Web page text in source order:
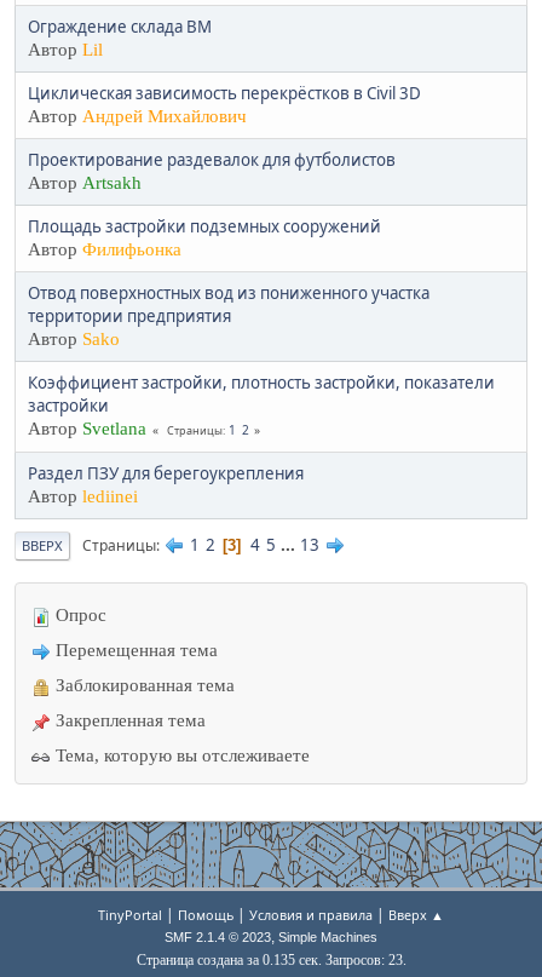
Ограждение склада ВМ
Автор Lil
Циклическая зависимость перекрёстков в Civil 3D
Автор Андрей Михайлович
Проектирование раздевалок для футболистов
Автор Artsakh
Площадь застройки подземных сооружений
Автор Филифьонка
Отвод поверхностных вод из пониженного участка
территории предприятия
Автор Sako
Коэффициент застройки, плотность застройки, показатели
застройки
Автор Svetlana Страницы 1 2
Раздел ПЗУ для берегоукрепления
Автор lediinei
ВВЕРХ Страницы 1 2 3 4 5 ... 13
Опрос
Перемещенная тема
Заблокированная тема
Закрепленная тема
Тема, которую вы отслеживаете
TinyPortal | Помощь | Условия и правила | Вверх ▲
SMF 2.1.4 © 2023, Simple Machines
Страница создана за 0.135 сек. Запросов: 23.